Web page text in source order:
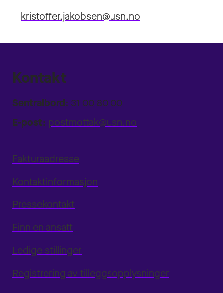
kristoffer.jakobsen@usn.no
Kontakt
Sentralbord: 31 00 80 00
E-post: postmottak@usn.no
Fakturaadresse
Kontaktinformasjon
Pressekontakt
Finn en ansatt
Ledige stillinger
Registrering av tilleggsopplysninger